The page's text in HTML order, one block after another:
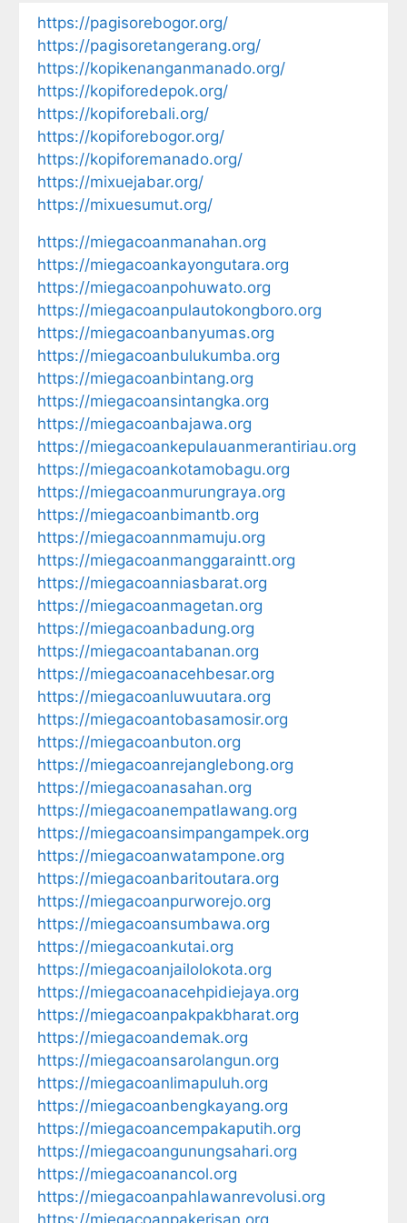
https://pagisorebogor.org/
https://pagisoretangerang.org/
https://kopikenanganmanado.org/
https://kopiforedepok.org/
https://kopiforebali.org/
https://kopiforebogor.org/
https://kopiforemanado.org/
https://mixuejabar.org/
https://mixuesumut.org/
https://miegacoanmanahan.org
https://miegacoankayongutara.org
https://miegacoanpohuwato.org
https://miegacoanpulautokongboro.org
https://miegacoanbanyumas.org
https://miegacoanbulukumba.org
https://miegacoanbintang.org
https://miegacoansintangka.org
https://miegacoanbajawa.org
https://miegacoankepulauanmerantiriau.org
https://miegacoankotamobagu.org
https://miegacoanmurungraya.org
https://miegacoanbimantb.org
https://miegacoannmamuju.org
https://miegacoanmanggaraintt.org
https://miegacoanniasbarat.org
https://miegacoanmagetan.org
https://miegacoanbadung.org
https://miegacoantabanan.org
https://miegacoanacehbesar.org
https://miegacoanluwuutara.org
https://miegacoantobasamosir.org
https://miegacoanbuton.org
https://miegacoanrejanglebong.org
https://miegacoanasahan.org
https://miegacoanempatlawang.org
https://miegacoansimpangampek.org
https://miegacoanwatampone.org
https://miegacoanbaritoutara.org
https://miegacoanpurworejo.org
https://miegacoansumbawa.org
https://miegacoankutai.org
https://miegacoanjailolokota.org
https://miegacoanacehpidiejaya.org
https://miegacoanpakpakbharat.org
https://miegacoandemak.org
https://miegacoansarolangun.org
https://miegacoanlimapuluh.org
https://miegacoanbengkayang.org
https://miegacoancempakaputih.org
https://miegacoangunungsahari.org
https://miegacoanancol.org
https://miegacoanpahlawanrevolusi.org